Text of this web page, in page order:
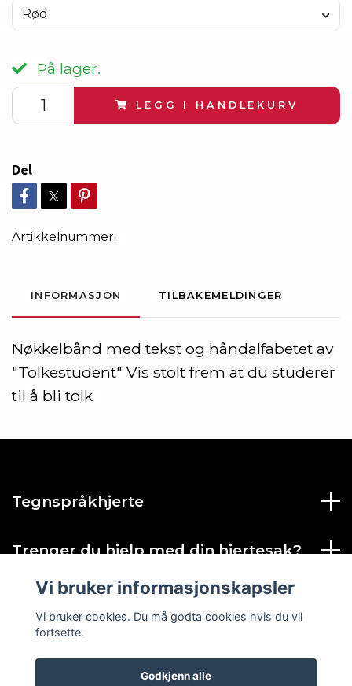
Rød
På lager.
LEGG I HANDLEKURV
Del
Artikkelnummer:
INFORMASJON TILBAKEMELDINGER
Nøkkelbånd med tekst og håndalfabetet av
"Tolkestudent" Vis stolt frem at du studerer
til å bli tolk
Tegnspråkhjerte
Trenger du hjelp med din hjertesak?
Sosiale medier
Vi bruker informasjonskapsler
Vi bruker cookies. Du må godta cookies hvis du vil
fortsette.
Godkjenn alle